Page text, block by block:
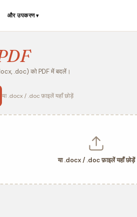
और उपकरण▼
.doc) को PDF में बदलें।
या .docx / .doc फ़ाइलें यहाँ छोड़ें
या .docx / .doc फ़ाइलें यहाँ छोड़ें